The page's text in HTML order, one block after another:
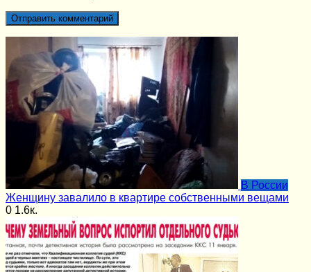
В России
Женщину завалило в квартире собственными вещами
0 1.6к.